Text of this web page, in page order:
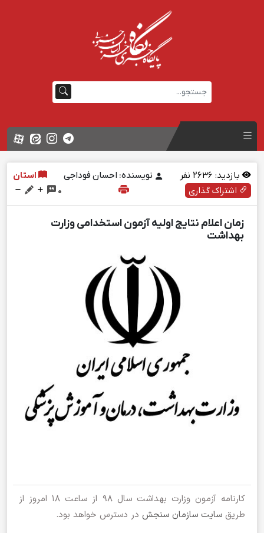
بازدید: نفر نویسنده: احسان فوداجی
استان
اشتراک گذاری
0
زمان اعلام نتايج اولیه آزمون استخدامی وزارت
بهداشت
کارنامه آزمون وزارت بهداشت سال 98 از ساعت 18 امروز از
طریق سایت سازمان سنجش در دسترس خواهد بود.